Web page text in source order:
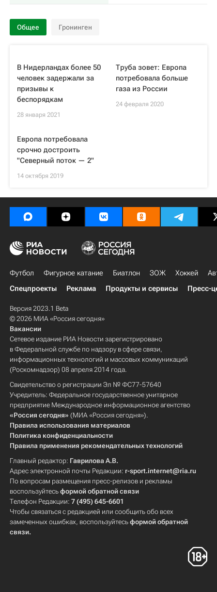
Общее Гронинген
В Нидерландах более 50
человек задержали за
призывы к
беспорядкам
28 января 2021
Труба зовет: Европа
потребовала больше
газа из России
24 февраля 2020
Европа потребовала
срочно достроить
"Северный поток — 2"
14 октября 2019
Футбол Фигурное катание Биатлон ЗОЖ Хоккей
Спецпроекты
Реклама Продукты и сервисы Пресс-
Версия 2023.1 Beta
© 2026 МИА «Россия сегодня»
Вакансии
Сетевое издание РИА Новости зарегистрировано
в Федеральной службе по надзору в сфере связи,
информационных технологий и массовых коммуникаций
(Роскомнадзор) 08 апреля 2014 года.
Свидетельство о регистрации Эл № ФС77-57640
Учредитель: Федеральное государственное унитарное
предприятие Международное информационное агентство
«Россия сегодня» (МИА «Россия сегодня»).
Правила использования материалов
Политика конфиденциальности
Правила применения рекомендательных технологий
Главный редактор: Гаврилова А.В.
Адрес электронной почты Редакции: r-sport.internet@ria.ru
По вопросам размещения пресс-релизов и рекламы
воспользуйтесьформой обратной связи
Телефон Редакции: 7 (495) 645-6601
Чтобы связаться с редакцией или сообщить обо всех
замеченных ошибках, воспользуйтесьформой обратной
связи.